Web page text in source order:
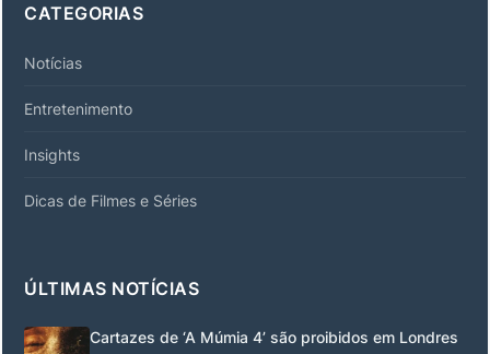
CATEGORIAS
Notícias
Entretenimento
Insights
Dicas de Filmes e Séries
ÚLTIMAS NOTÍCIAS
Cartazes de ‘A Múmia 4’ são proibidos em Londres